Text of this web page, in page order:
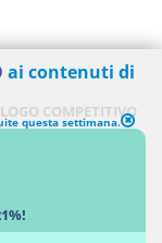
COMPETITIVO
ai contenuti di
questa settimana.